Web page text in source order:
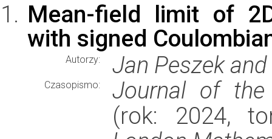
Mean-field limit of
with signed
Autorzy: Jan Peszek
Czasopismo:
Journal of the
(rok: 2024,